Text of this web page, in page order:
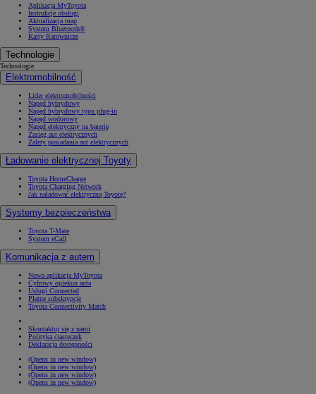
Aplikacja MyToyota
Instrukcje obsługi
Aktualizacja map
System Bluetooth®
Karty Ratownicze
Technologie
Technologie
Elektromobilność
Lider elektromobilności
Napęd hybrydowy
Napęd hybrydowy typu plug-in
Napęd wodorowy
Napęd elektryczny na baterię
Zasięg aut elektrycznych
Zalety posiadania aut elektrycznych
Ładowanie elektrycznej Toyoty
Toyota HomeCharge
Toyota Charging Network
Jak naładować elektryczną Toyotę?
Systemy bezpieczeństwa
Toyota T-Mate
System eCall
Komunikacja z autem
Nowa aplikacja MyToyota
Cyfrowy opiekun auta
Usługi Connected
Płatne subskrypcje
Toyota Connectivity Match
Skontaktuj się z nami
Polityka ciasteczek
Deklaracja dostępności
(Opens in new window)
(Opens in new window)
(Opens in new window)
(Opens in new window)